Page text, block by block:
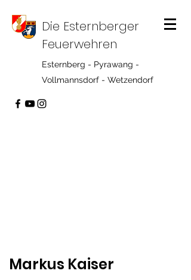
Die Esternberger
Feuerwehren
Esternberg - Pyrawang -
Vollmannsdorf - Wetzendorf
Markus Kaiser